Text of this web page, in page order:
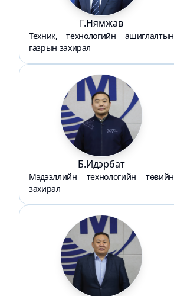
Г.Нямжав
Техник, технологийн ашиглалтын
газрын захирал
Б.Идэрбат
Mэдээллийн технологийн төвийн
захирал